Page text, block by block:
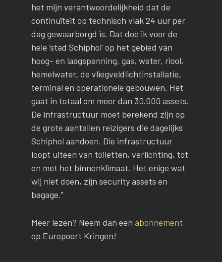
het mijn verantwoordelijkheid dat de
continuïteit op technisch vlak 24 uur per
dag gewaarborgd is. Dat doe ik voor de
hele ‘stad Schiphol’ op het gebied van
hoog- en laagspanning, gas, water, riool,
hemelwater, de vliegveldlichtinstallatie,
terminal en operationele gebouwen. Het
gaat in totaal om meer dan 30.000 assets.
De infrastructuur moet berekend zijn op
de grote aantallen reizigers die dagelijks
Schiphol aandoen. Die infrastructuur
loopt uiteen van toiletten, verlichting, tot
en met het binnenklimaat. Het enige wat
wij niet doen, zijn security assets en
bagage.”
Meer lezen? Neem dan een abonnement
op Europoort Kringen!